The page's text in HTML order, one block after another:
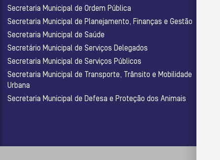
Secretaria Municipal de Ordem Pública
Secretaria Municipal de Planejamento, Finanças e Gestão
Secretaria Municipal de Saúde
Secretário Municipal de Serviços Delegados
Secretaria Municipal de Serviços Públicos
Secretaria Municipal de Transporte, Trânsito e Mobilidade
Urbana
Secretaria Municipal de Defesa e Proteção dos Animais